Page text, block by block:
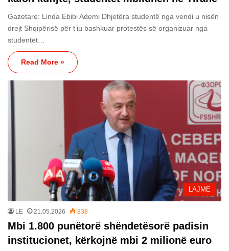
Gazetare: Linda Ebibi Ademi Dhjetëra studentë nga vendi u nisën
drejt Shqipërisë për t’iu bashkuar protestës së organizuar nga
studentët…
Read More »
LAJME
LE 21.05.2026 838
Mbi 1.800 punëtorë shëndetësorë padisin
institucionet, kërkojnë mbi 2 milionë euro